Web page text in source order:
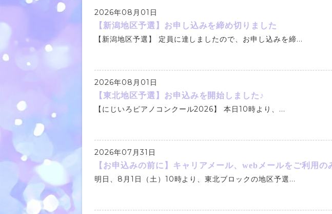
2026年08月01日
【新潟地区予選】お申し込みを締め切りました
【新潟地区予選】 定員に達しましたので、お申し込みを締...
2026年08月01日
【東北地区予選】お申込みを開始しました♪
【にじいろピアノコンクール2026】 本日10時より、...
2026年07月31日
【お申込みの前に】キャリアメール、webメールをご利用の
明日、8月1日（土）10時より、東北ブロックの地区予選...